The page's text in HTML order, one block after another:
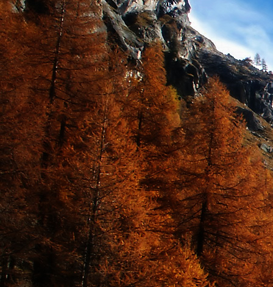
Elérhetőségek
Dr. Göllner
2081 Piliscsaba,
e-mail:
telefonszám:
Dr. Göllner
2081 Piliscsaba,
e-mail:
telefonszám:
adószám: